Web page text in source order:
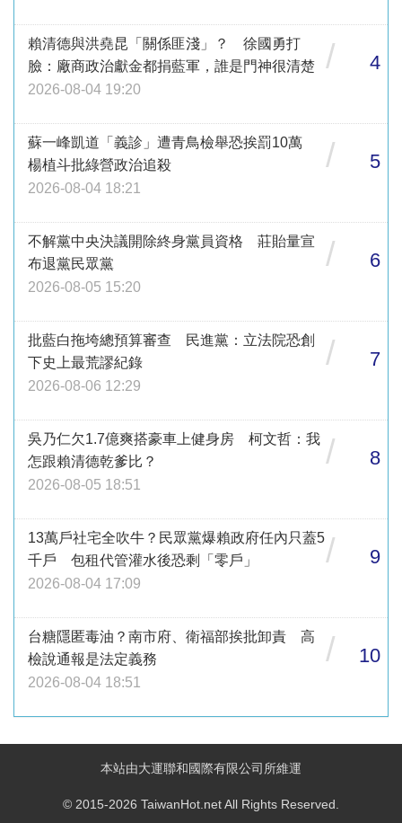
賴清德與洪堯昆「關係匪淺」？ 徐國勇打
臉：廠商政治獻金都捐藍軍，誰是門神很清楚
2026-08-04 19:20
/ 4
蘇一峰凱道「義診」遭青鳥檢舉恐挨罰10萬
楊植斗批綠營政治追殺
2026-08-04 18:21
/ 5
不解黨中央決議開除終身黨員資格 莊貽量宣
布退黨民眾黨
2026-08-05 15:20
/ 6
批藍白拖垮總預算審查 民進黨：立法院恐創
下史上最荒謬紀錄
2026-08-06 12:29
/ 7
吳乃仁欠1.7億爽搭豪車上健身房 柯文哲：我
怎跟賴清德乾爹比？
2026-08-05 18:51
/ 8
13萬戶社宅全吹牛？民眾黨爆賴政府任內只蓋5
千戶 包租代管灌水後恐剩「零戶」
2026-08-04 17:09
/ 9
台糖隱匿毒油？南市府、衛福部挨批卸責 高
檢說通報是法定義務
2026-08-04 18:51
/ 10
本站由大運聯和國際有限公司所維運
© 2015-2026 TaiwanHot.net All Rights Reserved.